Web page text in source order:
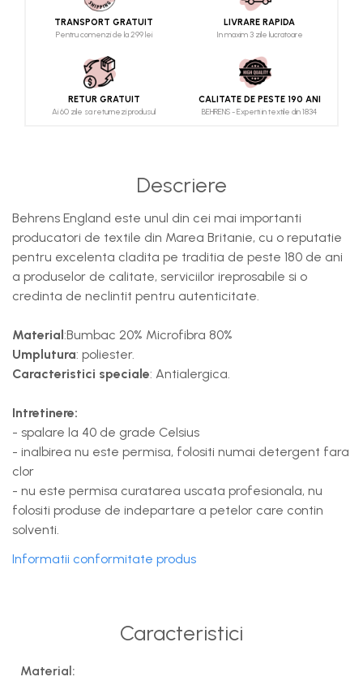
TRANSPORT GRATUIT
Pentru comenzi de la 299 lei
LIVRARE RAPIDA
In maxim 3 zile lucratoare
RETUR GRATUIT
Ai 60 zile sa returnezi produsul
CALITATE DE PESTE 190 ANI
BEHRENS - Experti in textile din 1834
Descriere
Behrens England este unul din cei mai importanti
producatori de textile din Marea Britanie, cu o reputatie
pentru excelenta cladita pe traditia de peste 180 de ani
a produselor de calitate, serviciilor ireprosabile si o
credinta de neclintit pentru autenticitate.
Material:Bumbac 20% Microfibra 80%
Umplutura: poliester.
Caracteristici speciale: Antialergica.
Intretinere:
- spalare la 40 de grade Celsius
- inalbirea nu este permisa, folositi numai detergent fara
clor
- nu este permisa curatarea uscata profesionala, nu
folositi produse de indepartare a petelor care contin
solventi.
Informatii conformitate produs
Caracteristici
Material: